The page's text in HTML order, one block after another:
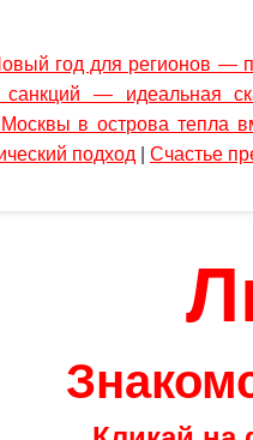
год для регионов —
— идеальная
в острова тепла
подход
Счастье